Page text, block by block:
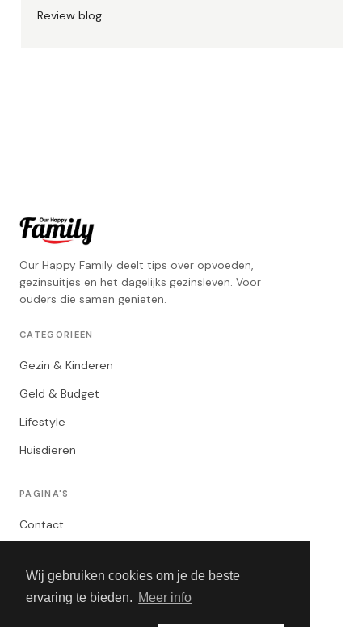
Wij gebruiken cookies om je de beste
ervaring te bieden. Meer info
Review blog
Our Happy Family deelt tips over opvoeden,
gezinsuitjes en het dagelijks gezinsleven. Voor
ouders die samen genieten.
CATEGORIEËN
Gezin & Kinderen
Geld & Budget
Lifestyle
Huisdieren
PAGINA'S
Contact
Algemene Voorwaarden
Adverteren